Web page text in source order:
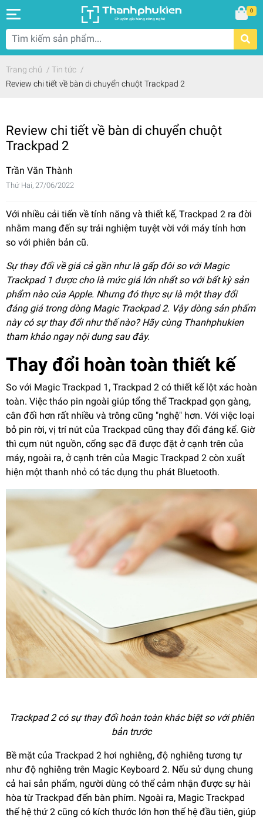
0
Trang chủ / Tin tức /
Review chi tiết về bàn di chuyển chuột Trackpad 2
Review chi tiết về bàn di chuyển chuột
Trackpad 2
Trần Văn Thành
Thứ Hai, 27/06/2022
Với nhiều cải tiến về tính năng và thiết kế, Trackpad 2 ra đời
nhằm mang đến sự trải nghiệm tuyệt vời với máy tính hơn
so với phiên bản cũ.
Sự thay đổi về giá cả gần như là gấp đôi so với Magic
Trackpad 1 được cho là mức giá lớn nhất so với bất kỳ sản
phẩm nào của Apple. Nhưng đó thực sự là một thay đổi
đáng giá trong dòng Magic Trackpad 2. Vậy dòng sản phẩm
này có sự thay đổi như thế nào? Hãy cùng Thanhphukien
tham khảo ngay nội dung sau đây.
Thay đổi hoàn toàn thiết kế
So với Magic Trackpad 1, Trackpad 2 có thiết kế lột xác hoàn
toàn. Việc tháo pin ngoài giúp tổng thể Trackpad gọn gàng,
cân đối hơn rất nhiều và trông cũng "nghệ" hơn. Với việc loại
bỏ pin rời, vị trí nút của Trackpad cũng thay đổi đáng kể. Giờ
thì cụm nút nguồn, cổng sạc đã được đặt ở cạnh trên của
máy, ngoài ra, ở cạnh trên của Magic Trackpad 2 còn xuất
hiện một thanh nhỏ có tác dụng thu phát Bluetooth.
Trackpad 2 có sự thay đổi hoàn toàn khác biệt so với phiên
bản trước
Bề mặt của Trackpad 2 hơi nghiêng, độ nghiêng tương tự
như độ nghiêng trên Magic Keyboard 2. Nếu sử dụng chung
cả hai sản phẩm, người dùng có thể cảm nhận được sự hài
hòa từ Trackpad đến bàn phím. Ngoài ra, Magic Trackpad
thế hệ thứ 2 cũng có kích thước lớn hơn thế hệ đầu tiên, giúp